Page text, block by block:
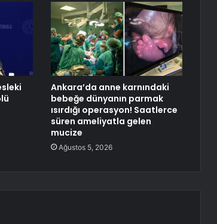
Ankara’da anne karnındaki
bebeğe dünyanın parmak
ısırdığı operasyon! Saatlerce
süren ameliyatla gelen
mucize
Ağustos 5, 2026